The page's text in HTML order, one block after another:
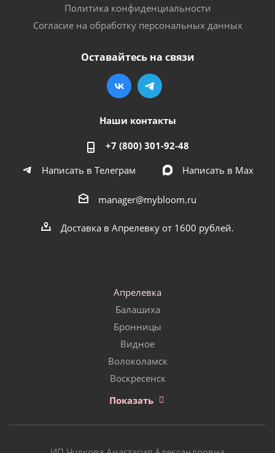
Политика конфиденциальности
Согласие на обработку персональных данных
Оставайтесь на связи
Наши контакты
+7 (800) 301-92-48
Написать в Телеграм
Написать в Мах
manager@mybloom.ru
Доставка в Апрелевку от 1600 рублей.
Апрелевка
Балашиха
Бронницы
Видное
Волоколамск
Воскресенск
Показать